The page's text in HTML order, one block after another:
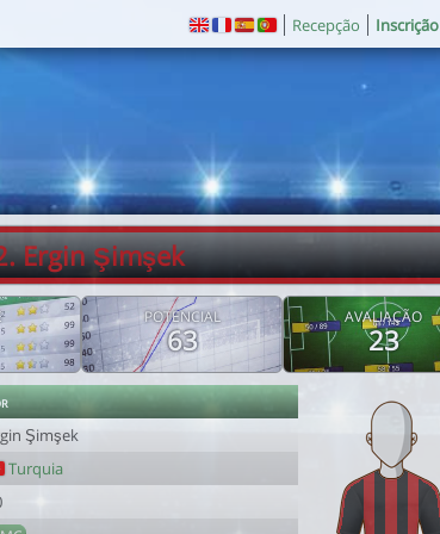
Recepção Inscrição
Ergin Şimşek
POTENCIAL
63
AVALIAÇÃO
23
Şimşek
Turquia